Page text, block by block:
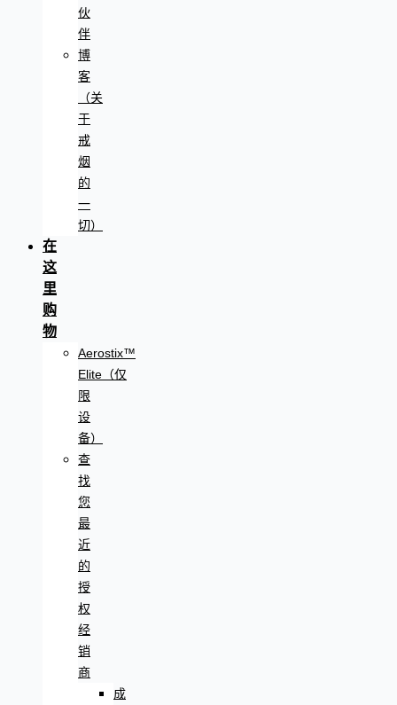
伙
伴
博
客
（关
于
戒
烟
的
一
切）
在
这
里
购
物
Aerostix™
Elite（仅
限
设
备）
查
找
您
最
近
的
授
权
经
销
商
成